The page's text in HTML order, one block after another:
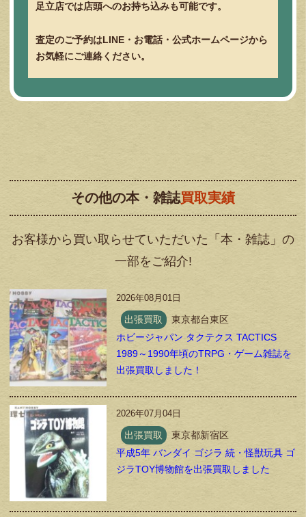
足立店では店頭へのお持ち込みも可能です。
査定のご予約はLINE・お電話・公式ホームページから
お気軽にご連絡ください。
その他の本・雑誌買取実績
お客様から買い取らせていただいた「本・雑誌」の
一部をご紹介!
2026年08月01日
出張買取
東京都台東区
ホビージャパン タクテクス TACTICS
1989～1990年頃のTRPG・ゲーム雑誌を
出張買取しました！
2026年07月04日
出張買取
東京都新宿区
平成5年 バンダイ ゴジラ 続・怪獣玩具 ゴ
ジラTOY博物館を出張買取しました